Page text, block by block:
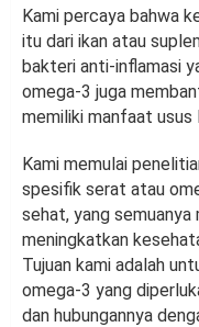
Kami percaya bahwa
itu dari ikan atau
bakteri anti-inflamasi
omega-3 juga
memiliki manfaat usus
Kami memulai
spesifik serat atau
sehat, yang semuanya
meningkatkan
Tujuan kami adalah
omega-3 yang
dan hubungannya